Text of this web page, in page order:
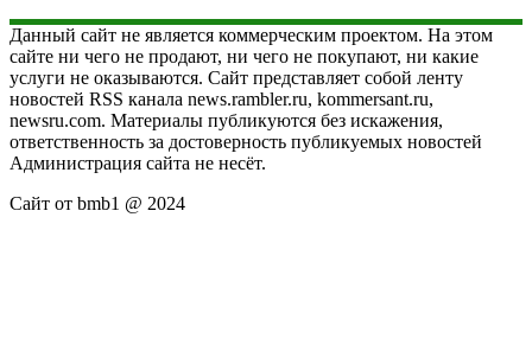
Данный сайт не является коммерческим проектом. На этом
сайте ни чего не продают, ни чего не покупают, ни какие
услуги не оказываются. Сайт представляет собой ленту
новостей RSS канала news.rambler.ru, kommersant.ru,
newsru.com. Материалы публикуются без искажения,
ответственность за достоверность публикуемых новостей
Администрация сайта не несёт.
Сайт от bmb1 @ 2024